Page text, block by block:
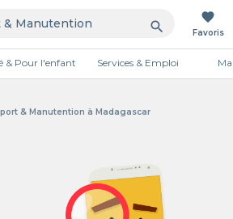
search
favorite
Favoris
& Pour l'enfant Services & Emploi
& Manutention à Madagascar